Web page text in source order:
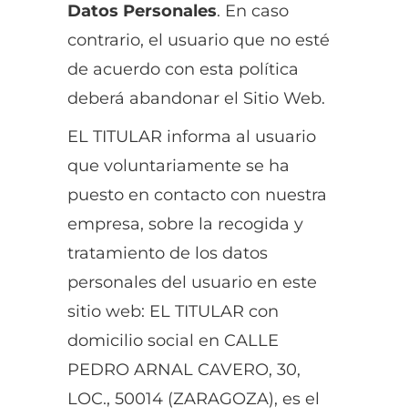
Datos Personales. En caso
contrario, el usuario que no esté
de acuerdo con esta política
deberá abandonar el Sitio Web.
EL TITULAR informa al usuario
que voluntariamente se ha
puesto en contacto con nuestra
empresa, sobre la recogida y
tratamiento de los datos
personales del usuario en este
sitio web: EL TITULAR con
domicilio social en CALLE
PEDRO ARNAL CAVERO, 30,
LOC., 50014 (ZARAGOZA), es el